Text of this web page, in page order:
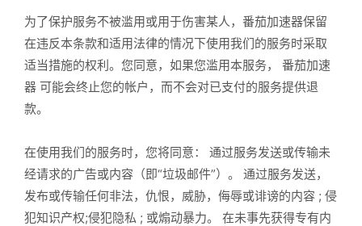
为了保护服务不被滥用或用于伤害某人，番茄加速器保留
在违反本条款和适用法律的情况下使用我们的服务时采取
适当措施的权利。您同意，如果您滥用本服务， 番茄加速
器 可能会终止您的帐户，而不会对已支付的服务提供退
款。
在使用我们的服务时，您将同意： 通过服务发送或传输未
经请求的广告或内容（即“垃圾邮件”）。 通过服务发送，
发布或传输任何非法，仇恨，威胁，侮辱或诽谤的内容 ; 侵
犯知识产权;侵犯隐私 ; 或煽动暴力。 在未事先获得专有内